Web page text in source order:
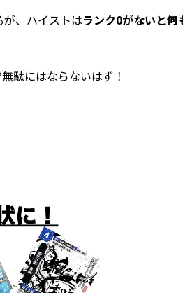
、ハイストはランク0がないと何
駄にはならないはず！